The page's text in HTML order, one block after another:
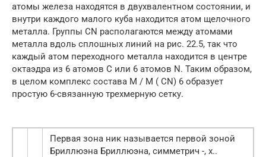
атомы железа находятся в двухвалентном состоянии, и
внутри каждого малого куба находится атом щелочного
металла. Группы CN располагаются между атомами
металла вдоль сплошных линий на рис. 22.5, так что
каждый атом переходного металла находится в центре
октаэдра из 6 атомов С или 6 атомов N. Таким образом,
в целом комплекс состава M / M ( CN) 6 образует
простую 6-связанную трехмерную сетку.
Первая зона ник называется первой зоной
Бриллюэна Бриллюэна, симметрич -, х..